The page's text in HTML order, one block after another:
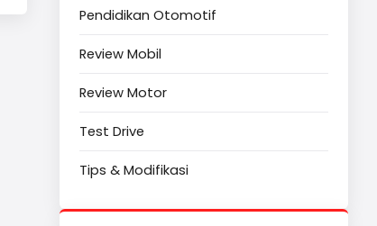
Pendidikan Otomotif
Review Mobil
Review Motor
Test Drive
Tips & Modifikasi